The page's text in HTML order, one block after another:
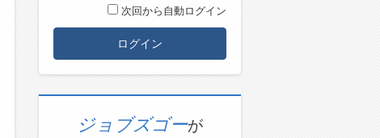
次回から自動ログイン
ログイン
ジョブズゴーが